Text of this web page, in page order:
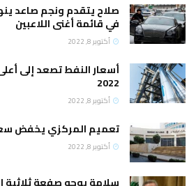
صلاح يتقدم ونجم صاعد
في قائمة أغنى اللاعبين
أكتوبر 8, 2022
2022
أكتوبر 8, 2022
تعميم المركزي يخفض
أكتوبر 8, 2022